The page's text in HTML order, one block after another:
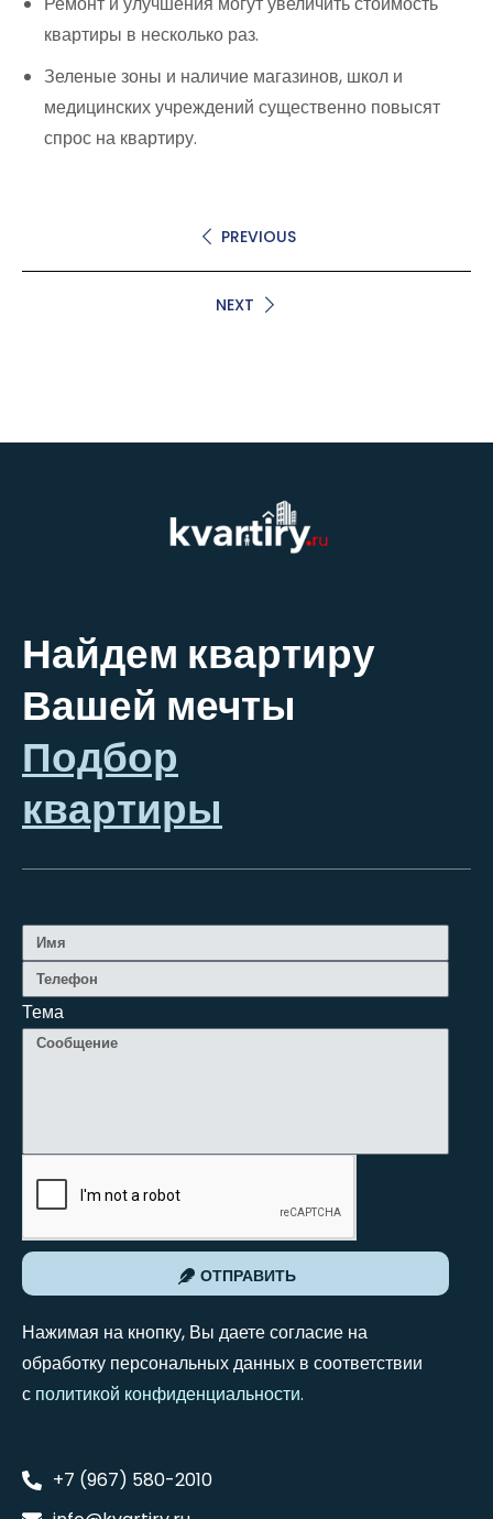
квартиры в несколько раз.
Зеленые зоны и наличие магазинов, школ и
медицинских учреждений существенно повысят
спрос на квартиру.
PREVIOUS
NEXT
Найдем квартиру
Вашей мечты
Подбор
квартиры
Тема
ОТПРАВИТЬ
Нажимая на кнопку, Вы даете согласие на
обработку персональных данных в соответствии
с политикой конфиденциальности.
+7 (967) 580-2010